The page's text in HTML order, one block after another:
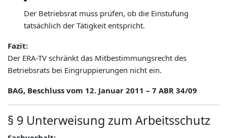
Der Betriebsrat muss prüfen, ob die Einstufung
tatsächlich der Tätigkeit entspricht.
Fazit:
Der ERA-TV schränkt das Mitbestimmungsrecht des
Betriebsrats bei Eingruppierungen nicht ein.
BAG, Beschluss vom 12. Januar 2011 – 7 ABR 34/09
§ 9 Unterweisung zum Arbeitsschutz